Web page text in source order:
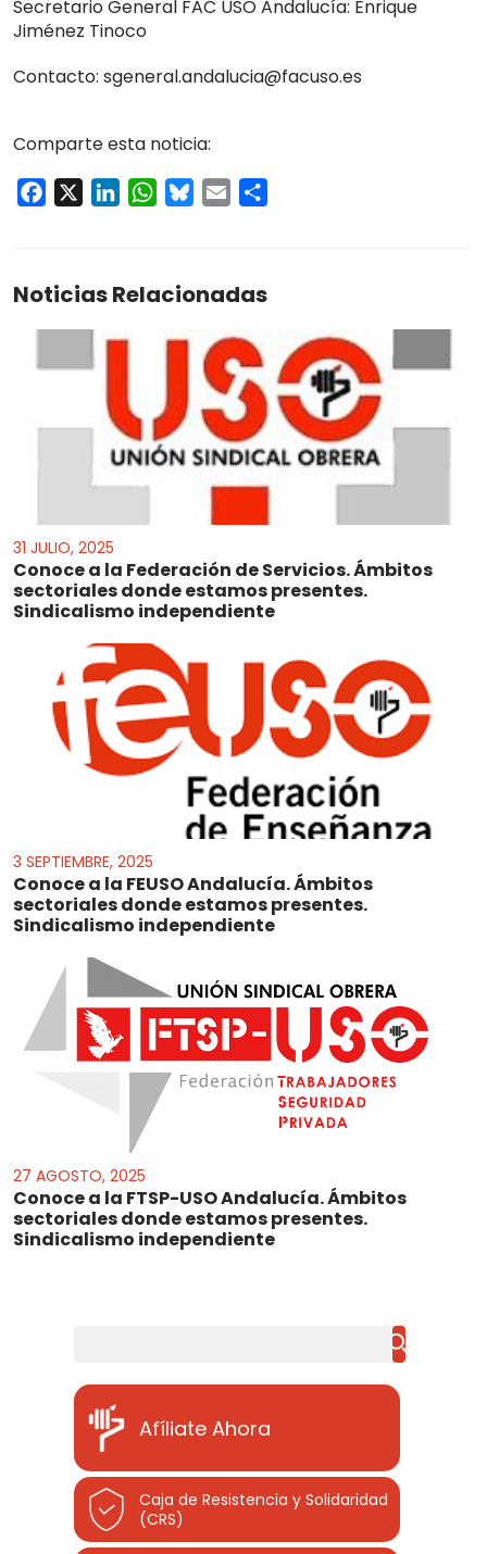
Secretario General FAC USO Andalucía: Enrique
Jiménez Tinoco
Contacto: sgeneral.andalucia@facuso.es
Comparte esta noticia:
Facebook LinkedInWhatsApp
Bluesky
Email
Noticias Relacionadas
31 JULIO, 2025
Conoce a la Federación de Servicios. Ámbitos
sectoriales donde estamos presentes.
Sindicalismo independiente
3 SEPTIEMBRE, 2025
Conoce a la FEUSO Andalucía. Ámbitos
sectoriales donde estamos presentes.
Sindicalismo independiente
27 AGOSTO, 2025
Conoce a la FTSP-USO Andalucía. Ámbitos
sectoriales donde estamos presentes.
Sindicalismo independiente
Afíliate Ahora
Caja de Resistencia y Solidaridad
(CRS)